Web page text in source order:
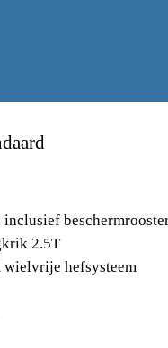
2.5T
hefsysteem